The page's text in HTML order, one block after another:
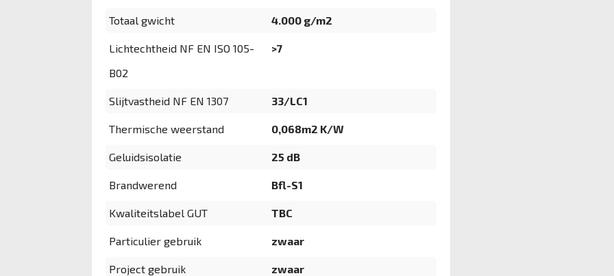
Totaal gwicht 4.000 g/m2
Lichtechtheid NF EN ISO 105-
B02
>7
Slijtvastheid NF EN 1307 33/LC1
Thermische weerstand 0,068m2 K/W
Geluidsisolatie 25 dB
Brandwerend Bfl-S1
Kwaliteitslabel GUT TBC
Particulier gebruik zwaar
Project gebruik zwaar